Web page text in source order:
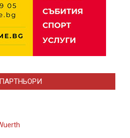
ПАРТНЬОРИ